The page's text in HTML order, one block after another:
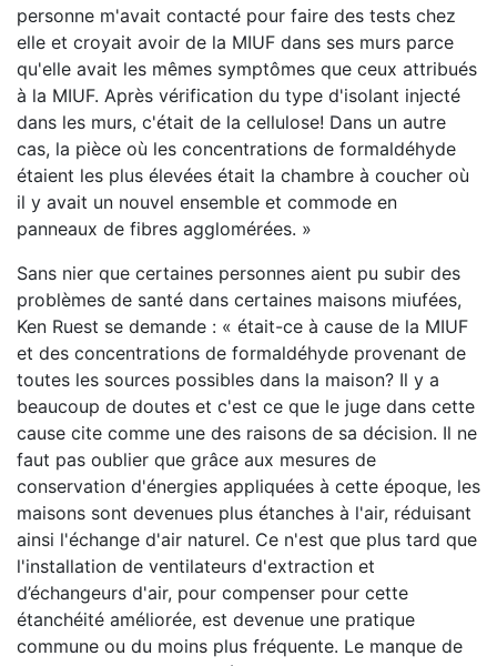
personne m'avait contacté pour faire des tests chez
elle et croyait avoir de la MIUF dans ses murs parce
qu'elle avait les mêmes symptômes que ceux attribués
à la MIUF. Après vérification du type d'isolant injecté
dans les murs, c'était de la cellulose! Dans un autre
cas, la pièce où les concentrations de formaldéhyde
étaient les plus élevées était la chambre à coucher où
il y avait un nouvel ensemble et commode en
panneaux de fibres agglomérées. »
Sans nier que certaines personnes aient pu subir des
problèmes de santé dans certaines maisons miufées,
Ken Ruest se demande : « était-ce à cause de la MIUF
et des concentrations de formaldéhyde provenant de
toutes les sources possibles dans la maison? Il y a
beaucoup de doutes et c'est ce que le juge dans cette
cause cite comme une des raisons de sa décision. Il ne
faut pas oublier que grâce aux mesures de
conservation d'énergies appliquées à cette époque, les
maisons sont devenues plus étanches à l'air, réduisant
ainsi l'échange d'air naturel. Ce n'est que plus tard que
l'installation de ventilateurs d'extraction et
d’échangeurs d'air, pour compenser pour cette
étanchéité améliorée, est devenue une pratique
commune ou du moins plus fréquente. Le manque de